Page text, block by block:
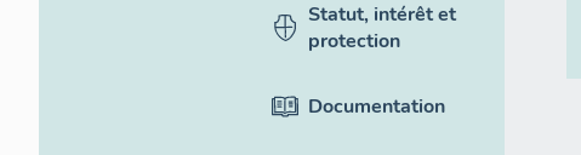
Statut, intérêt et
protection
Documentation